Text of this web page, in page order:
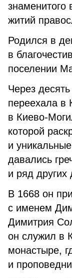
знаменитого
житий
Родился в
в
поселении
Через
переехала в
в Киево-
которой
и
давались
и ряд других
В 1668 он
с именем
Димитрия
он служил в
монастыре,
и